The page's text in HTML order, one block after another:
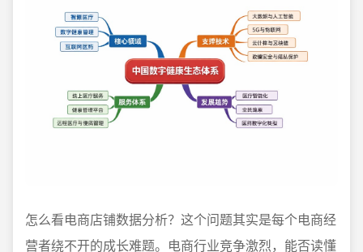
怎么看电商店铺数据分析？这个问题其实是每个电商经
营者绕不开的成长难题。电商行业竞争激烈，能否读懂